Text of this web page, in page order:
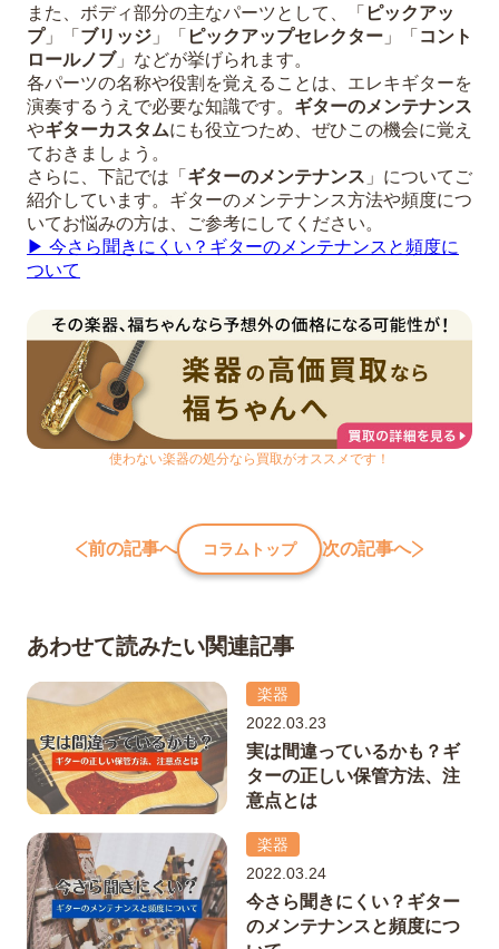
また、ボディ部分の主なパーツとして、「 ピックアッ
プ」「 ブリッジ 」「 ピックアップセレクター 」「 コント
ロールノブ」などが挙げられます。
各パーツの名称や役割を覚えることは、エレキギターを
演奏するうえで必要な知識です。 ギターのメンテナンス
やギターカスタムにも役立つため、ぜひこの機会に覚え
ておきましょう。
さらに、下記では「 ギターのメンテナンス 」についてご
紹介しています。ギターのメンテナンス方法や頻度につ
いてお悩みの方は、ご参考にしてください。
▶︎ 今さら聞きにくい？ギターのメンテナンスと頻度に
ついて
使わない楽器の処分なら買取がオススメです！
前の記事へ コラムトップ 次の記事へ
あわせて読みたい関連記事
楽器
2022.03.23
実は間違っているかも？ギ
ターの正しい保管方法、注
意点とは
楽器
2022.03.24
今さら聞きにくい？ギター
のメンテナンスと頻度につ